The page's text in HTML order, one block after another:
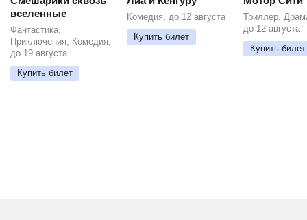
вселенные
Фантастика,
Приключения, Комедия,
до 19 августа
Купить билет
Комедия, до 12 августа
Купить билет
Триллер,
до 12 августа
Купить билет